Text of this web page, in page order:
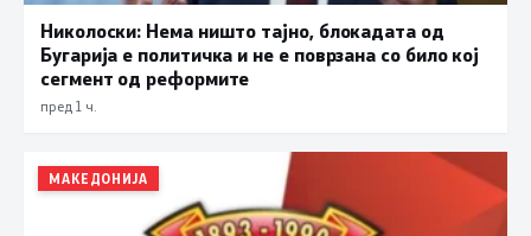
Николоски: Нема ништо тајно, блокадата од
Бугарија е политичка и не е поврзана со било кој
сегмент од реформите
пред 1 ч.
МАКЕДОНИЈА